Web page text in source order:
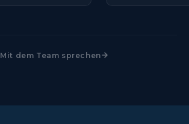
Mit dem Team sprechen